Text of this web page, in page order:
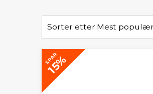
Sorter etter:Mest populær
SPAR
15%